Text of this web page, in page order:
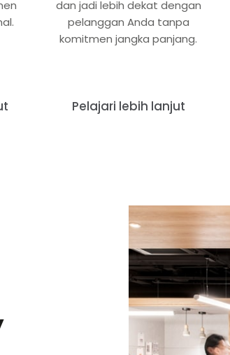
dan jadi lebih dekat dengan
pelanggan Anda tanpa
komitmen jangka panjang.
Pelajari lebih lanjut